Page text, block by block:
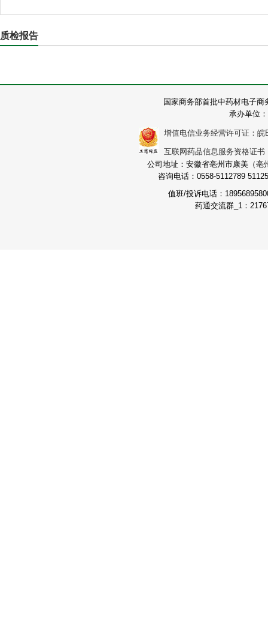
质检报告
国家商务部首批中药材电子
承办单位
增值电信业务经营许可证：皖
互联网药品信息服务资格证
公司地址：安徽省亳州市康美（
咨询电话：0558-5112789
值班/投诉电话：
药通交流群_1：